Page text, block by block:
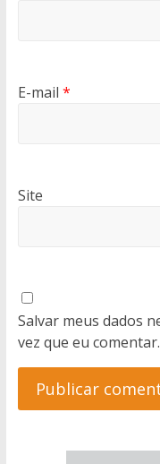
E-mail *
Site
Salvar meus dados
vez que eu comentar.